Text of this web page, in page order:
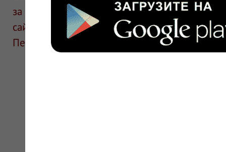
за информацию в отзывах. Описание
сайте для ознакомления и не является
Перед применением необходима